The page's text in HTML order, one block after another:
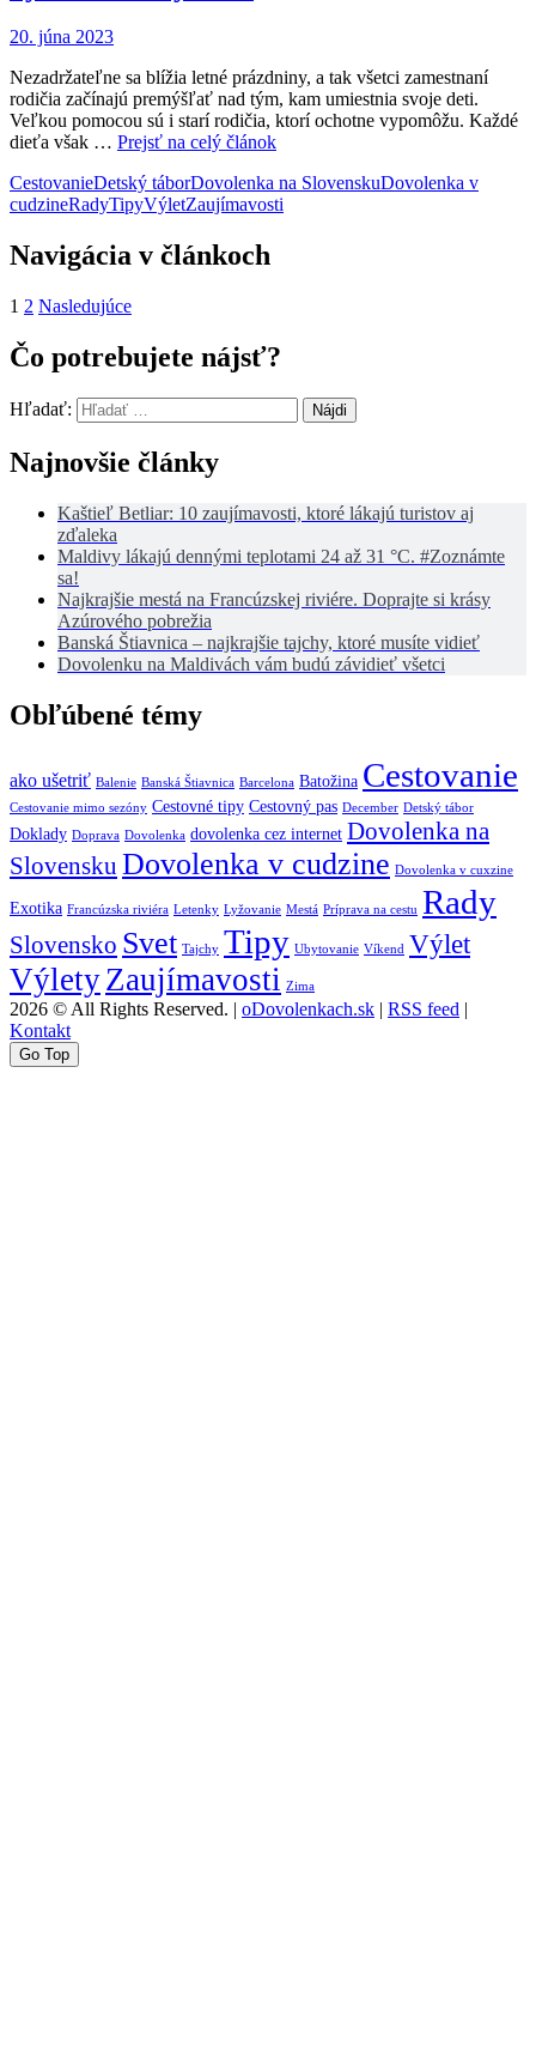
20. júna 2023
Nezadržateľne sa blížia letné prázdniny, a tak všetci zamestnaní
rodičia začínajú premýšľať nad tým, kam umiestnia svoje deti.
Veľkou pomocou sú i starí rodičia, ktorí ochotne vypomôžu. Každé
dieťa však … Prejsť na celý článok
CestovanieDetský táborDovolenka na SlovenskuDovolenka v
cudzineRadyTipyVýletZaujímavosti
Navigácia v článkoch
1 2 Nasledujúce
Čo potrebujete nájsť?
Hľadať:
Najnovšie články
Kaštieľ Betliar: 10 zaujímavosti, ktoré lákajú turistov aj
zďaleka
Maldivy lákajú dennými teplotami 24 až 31 °C. #Zoznámte
sa!
Najkrajšie mestá na Francúzskej riviére. Doprajte si krásy
Azúrového pobrežia
Banská Štiavnica – najkrajšie tajchy, ktoré musíte vidieť
Dovolenku na Maldivách vám budú závidieť všetci
Obľúbené témy
ako ušetriť Balenie Banská Štiavnica Barcelona Batožina Cestovanie
Cestovanie mimo sezóny Cestovné tipy Cestovný pas December Detský tábor
Doklady Doprava Dovolenka dovolenka cez internet Dovolenka na
Slovensku Dovolenka v cudzine Dovolenka v cuxzine
Exotika Francúzska riviéra Letenky Lyžovanie Mestá Príprava na cestu Rady
Slovensko Svet Tajchy Tipy Ubytovanie Víkend Výlet
VýletyZaujímavosti Zima
2026 © All Rights Reserved. | oDovolenkach.sk | RSS feed |
Kontakt
Go Top